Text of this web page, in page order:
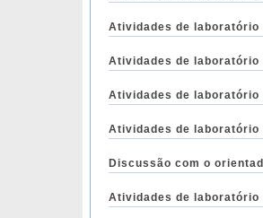
Atividades de laboratório
Atividades de laboratório
Atividades de laboratório
Atividades de laboratório
Discussão com o
Atividades de laboratório